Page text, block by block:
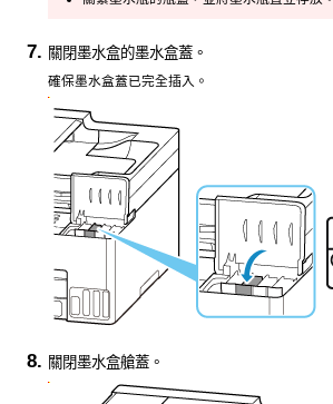
關閉墨水盒的墨水盒蓋 。
確保墨水盒蓋已完全插入。
關閉墨水盒艙蓋 。